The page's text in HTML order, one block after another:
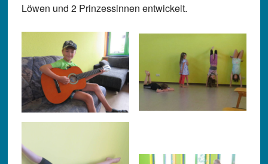
Löwen und 2 Prinzessinnen entwickelt.